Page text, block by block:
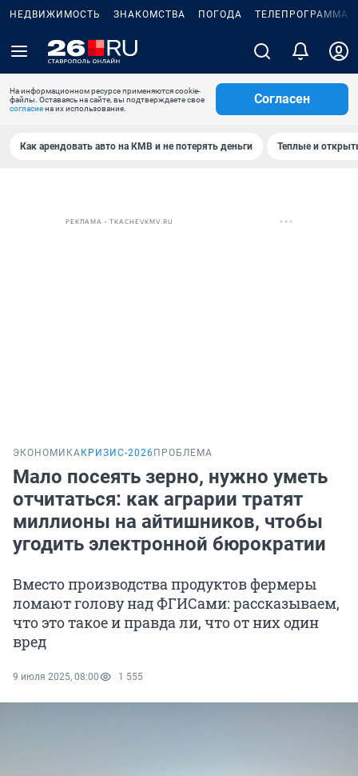
НЕДВИЖИМОСТЬ ЗНАКОМСТВА ПОГОДА ТЕЛЕПРОГРАММА
На информационном ресурсе применяются cookie-
файлы. Оставаясь на сайте, вы подтверждаете свое
согласиена их использование.
Согласен
Как арендовать авто на КМВ и не потерять деньги Теплые и
РЕКЛАМА • TKACHEVKMV.RU
ЭКОНОМИКА КРИЗИС-2026 ПРОБЛЕМА
Мало посеять зерно, нужно уметь
отчитаться: как аграрии тратят
миллионы на айтишников, чтобы
угодить электронной бюрократии
Вместо производства продуктов фермеры
ломают голову над ФГИСами: рассказываем,
что это такое и правда ли, что от них один
вред
9 июля 2025, 08:00 1 555